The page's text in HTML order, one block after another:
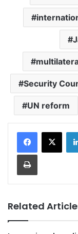
Security
UN reform
Print
Related